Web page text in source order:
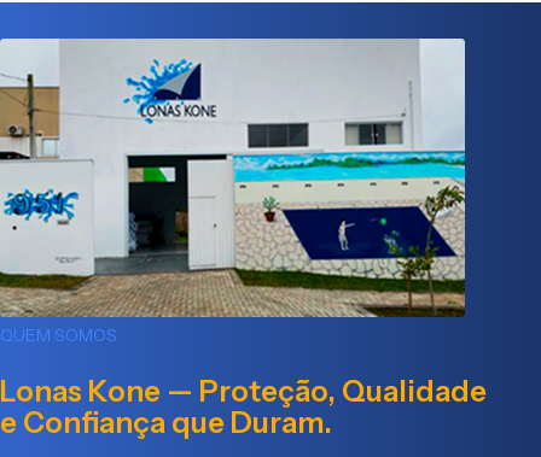
QUEM SOMOS
Lonas Kone — Proteção, Qualidade
e Confiança que Duram.